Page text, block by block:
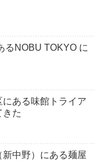
るNOBU TOKYO に
ある味館トライア
きた
中野）にある麺屋